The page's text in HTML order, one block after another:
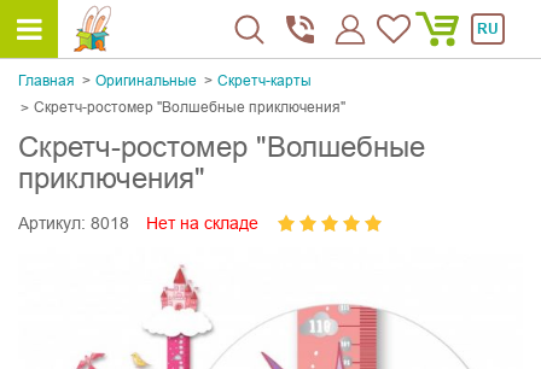
RU
Главная Оригинальные
Скретч-карты
Скретч-ростомер "Волшебные приключения"
Скретч-ростомер "Волшебные
приключения"
Артикул: 8018 Нет на складе